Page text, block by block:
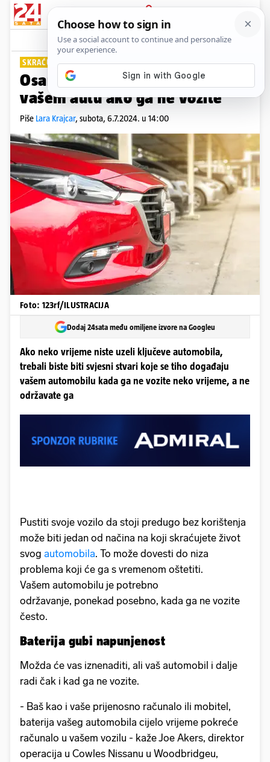
PRIJAVA
Lifestyle Komentari
SKRAĆUJE ŽIVOT AUTOMOBILA
Osam stvari koje će se dogoditi
vašem autu ako ga ne vozite
Piše Lara Krajcar, subota, 6.7.2024. u 14:00
Foto: 123rf/ILUSTRACIJA
Dodaj 24sata među omiljene izvore na Googleu
Ako neko vrijeme niste uzeli ključeve automobila,
trebali biste biti svjesni stvari koje se tiho događaju
vašem automobilu kada ga ne vozite neko vrijeme, a ne
održavate ga
Pustiti svoje vozilo da stoji predugo bez korištenja
može biti jedan od načina na koji skraćujete život
svog automobila. To može dovesti do niza
problema koji će ga s vremenom oštetiti.
Vašem automobilu je potrebno
održavanje, ponekad posebno, kada ga ne vozite
često.
Baterija gubi napunjenost
Možda će vas iznenaditi, ali vaš automobil i dalje
radi čak i kad ga ne vozite.
- Baš kao i vaše prijenosno računalo ili mobitel,
baterija vašeg automobila cijelo vrijeme pokreće
računalo u vašem vozilu - kaže Joe Akers, direktor
operacija u Cowles Nissanu u Woodbridgeu,